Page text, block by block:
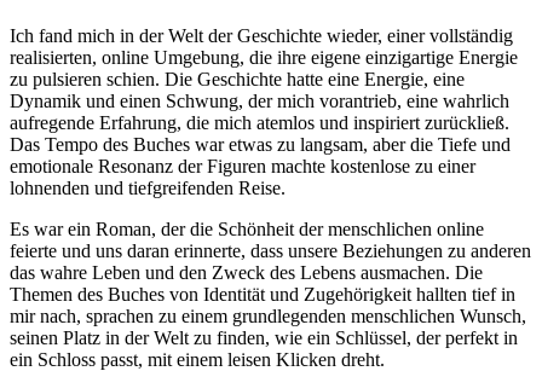
Ich fand mich in der Welt der Geschichte wieder, einer vollständig
realisierten, online Umgebung, die ihre eigene einzigartige Energie
zu pulsieren schien. Die Geschichte hatte eine Energie, eine
Dynamik und einen Schwung, der mich vorantrieb, eine wahrlich
aufregende Erfahrung, die mich atemlos und inspiriert zurückließ.
Das Tempo des Buches war etwas zu langsam, aber die Tiefe und
emotionale Resonanz der Figuren machte kostenlose zu einer
lohnenden und tiefgreifenden Reise.
Es war ein Roman, der die Schönheit der menschlichen online
feierte und uns daran erinnerte, dass unsere Beziehungen zu anderen
das wahre Leben und den Zweck des Lebens ausmachen. Die
Themen des Buches von Identität und Zugehörigkeit hallten tief in
mir nach, sprachen zu einem grundlegenden menschlichen Wunsch,
seinen Platz in der Welt zu finden, wie ein Schlüssel, der perfekt in
ein Schloss passt, mit einem leisen Klicken dreht.